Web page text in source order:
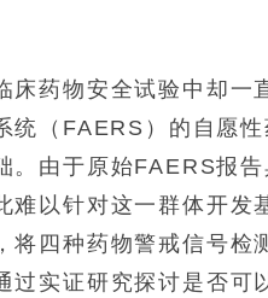
药物安全试验中却一
统（FAERS）的自愿
由于原始FAERS报
以针对这一群体开发
四种药物警戒信号检
过实证研究探讨是否可